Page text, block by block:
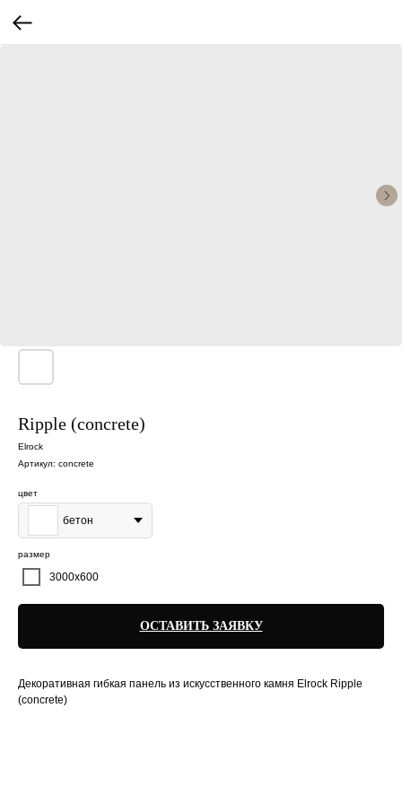
Ripple (concrete)
Elrock
Артикул: concrete
цвет
бетон
размер
3000х600
ОСТАВИТЬ ЗАЯВКУ
Декоративная гибкая панель из искусственного камня Elrock Ripple
(concrete)